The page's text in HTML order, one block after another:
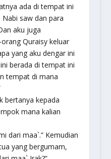
ada di tempat ini
saw dan para
aku juga
Quraisy keluar
yang aku dengar ini
berada di tempat ini
tempat di mana
bertanya kepada
mana kalian
dari maa`.” Kemudian
yang bergumam,